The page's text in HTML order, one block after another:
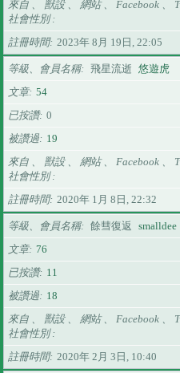
來自 、 獸設 、 網站 、 Facebook 、
社會性別
註冊時間
2023年 8月 19日, 22:05
等級、會員名稱 飛星流逝 悠遊虎
文章 54
已按讚 0
被讚過
19
來自 、 獸設 、 網站 、 Facebook 、
社會性別
註冊時間
2020年 1月 8日, 22:32
等級、會員名稱 餘彗復返
smalldee
文章 76
已按讚
11
被讚過
18
來自 、 獸設 、 網站 、 Facebook 、
社會性別
註冊時間
2020年 2月 3日, 10:40